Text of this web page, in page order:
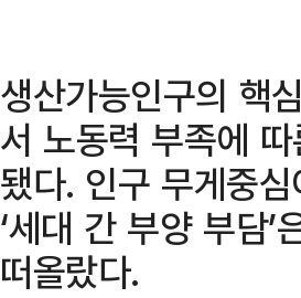
생산가능인구의 핵
서 노동력 부족에
됐다. 인구 무게중
‘세대 간 부양 부담
떠올랐다.